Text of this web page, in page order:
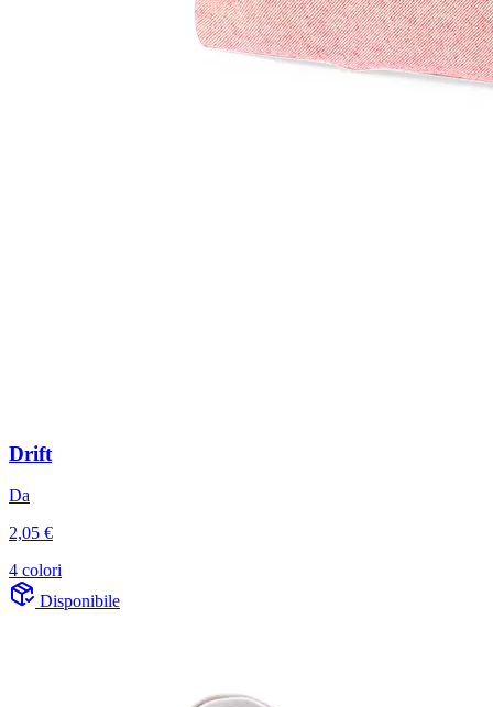
Drift
Da
2,05 €
4 colori
Disponibile